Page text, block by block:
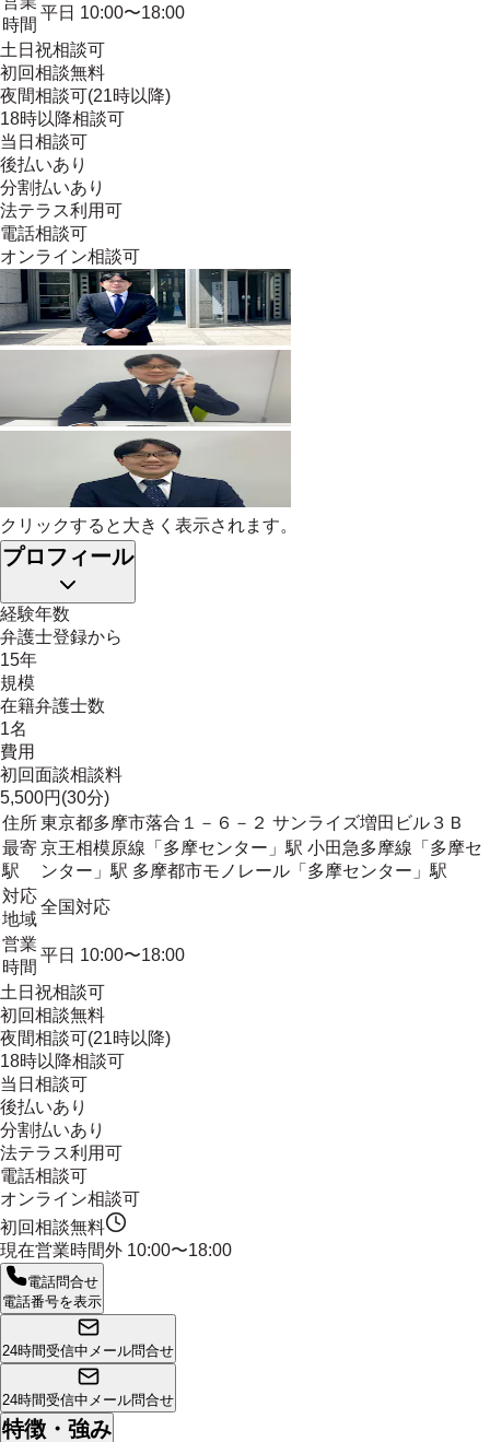
時間
平日 10:00〜18:00
土日祝相談可
初回相談無料
夜間相談可(21時以降)
18時以降相談可
当日相談可
後払いあり
分割払いあり
法テラス利用可
電話相談可
オンライン相談可
クリックすると大きく表示されます。
プロフィール
経験年数
弁護士登録から
15年
規模
在籍弁護士数
1名
費用
初回面談相談料
5,500円(30分)
住所東京都多摩市落合１－６－２ サンライズ増田ビル３Ｂ
最寄
駅
京王相模原線「多摩センター」駅 小田急多摩線「多摩セ
ンター」駅 多摩都市モノレール「多摩センター」駅
対応
地域
全国対応
営業
時間
平日 10:00〜18:00
土日祝相談可
初回相談無料
夜間相談可(21時以降)
18時以降相談可
当日相談可
後払いあり
分割払いあり
法テラス利用可
電話相談可
オンライン相談可
初回相談無料
現在営業時間外 10:00〜18:00
電話問合せ
電話番号を表示
24時間受信中 メール問合せ
24時間受信中 メール問合せ
特徴・強み